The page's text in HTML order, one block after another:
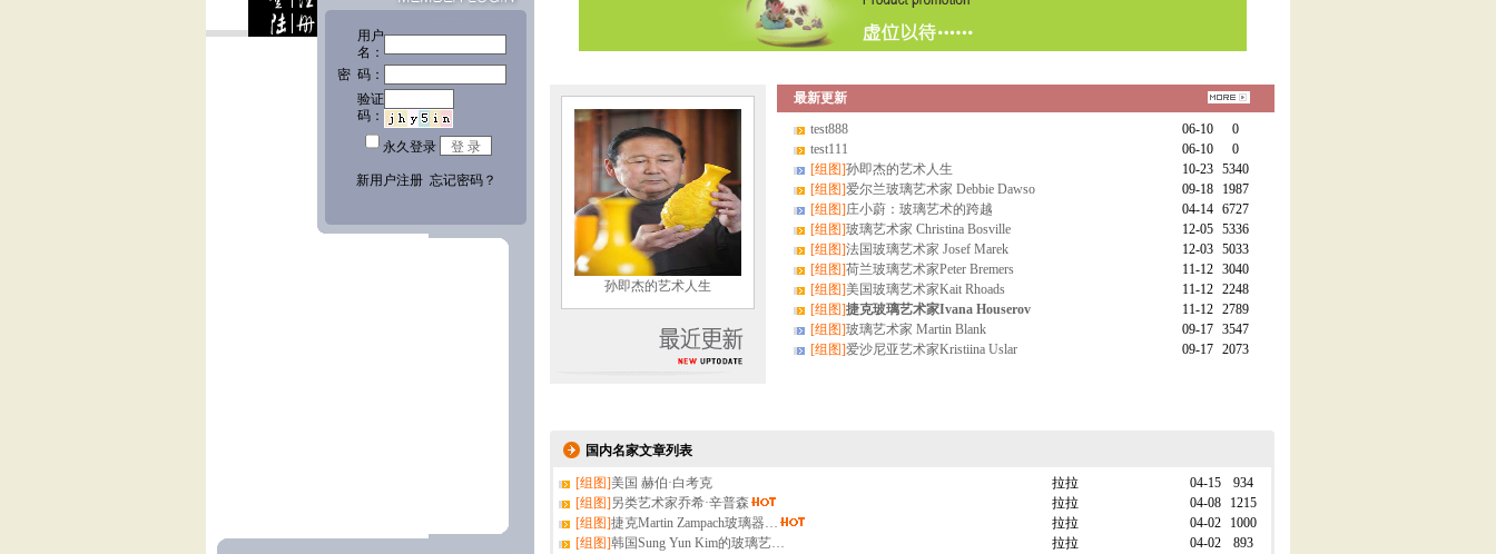
孙即杰的艺术人生
最新更新
test888
06-10
0
test111
06-10
0
[组图]孙即杰的艺术人生 10-23 5340
[组图]爱尔兰玻璃艺术家 Debbie Dawso 09-18
1987
[组图]庄小蔚：玻璃艺术的跨越 04-14 6727
[组图]玻璃艺术家 Christina Bosville 12-05 5336
[组图]法国玻璃艺术家 Josef Marek 12-03 5033
[组图]荷兰玻璃艺术家Peter Bremers 11-12 3040
[组图]美国玻璃艺术家Kait Rhoads 11-12 2248
[组图]捷克玻璃艺术家Ivana Houserov 11-12 2789
[组图]玻璃艺术家 Martin Blank 09-17 3547
[组图]爱沙尼亚艺术家Kristiina Uslar 09-17 2073
国内名家文章列表
[组图]美国 赫伯·白考克 拉拉 04-15
934
[组图] 另类艺术家乔希·辛普森 拉拉 04-08
1215
[组图]捷克Martin Zampach玻璃器… 拉拉 04-02
1000
[组图]韩国Sung Yun Kim的玻璃艺… 拉拉 04-02
893